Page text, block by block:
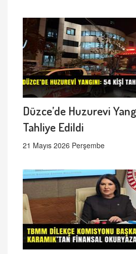
Düzce’de Huzurevi
Tahliye Edildi
21 Mayıs 2026 Perşembe